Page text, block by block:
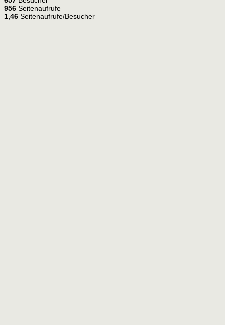
956 Seitenaufrufe
1,46 Seitenaufrufe/Besucher